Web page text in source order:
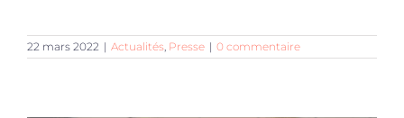
22 mars 2022 | Actualités Presse | 0 commentaire